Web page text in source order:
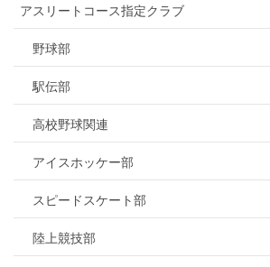
アスリートコース指定クラブ
野球部
駅伝部
高校野球関連
アイスホッケー部
スピードスケート部
陸上競技部